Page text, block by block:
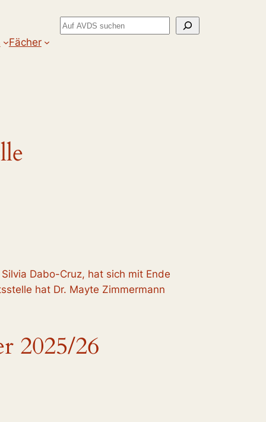
Suchen
Fächer
Dabo-Cruz, hat sich mit Ende
hat Dr. Mayte Zimmermann
2025/26